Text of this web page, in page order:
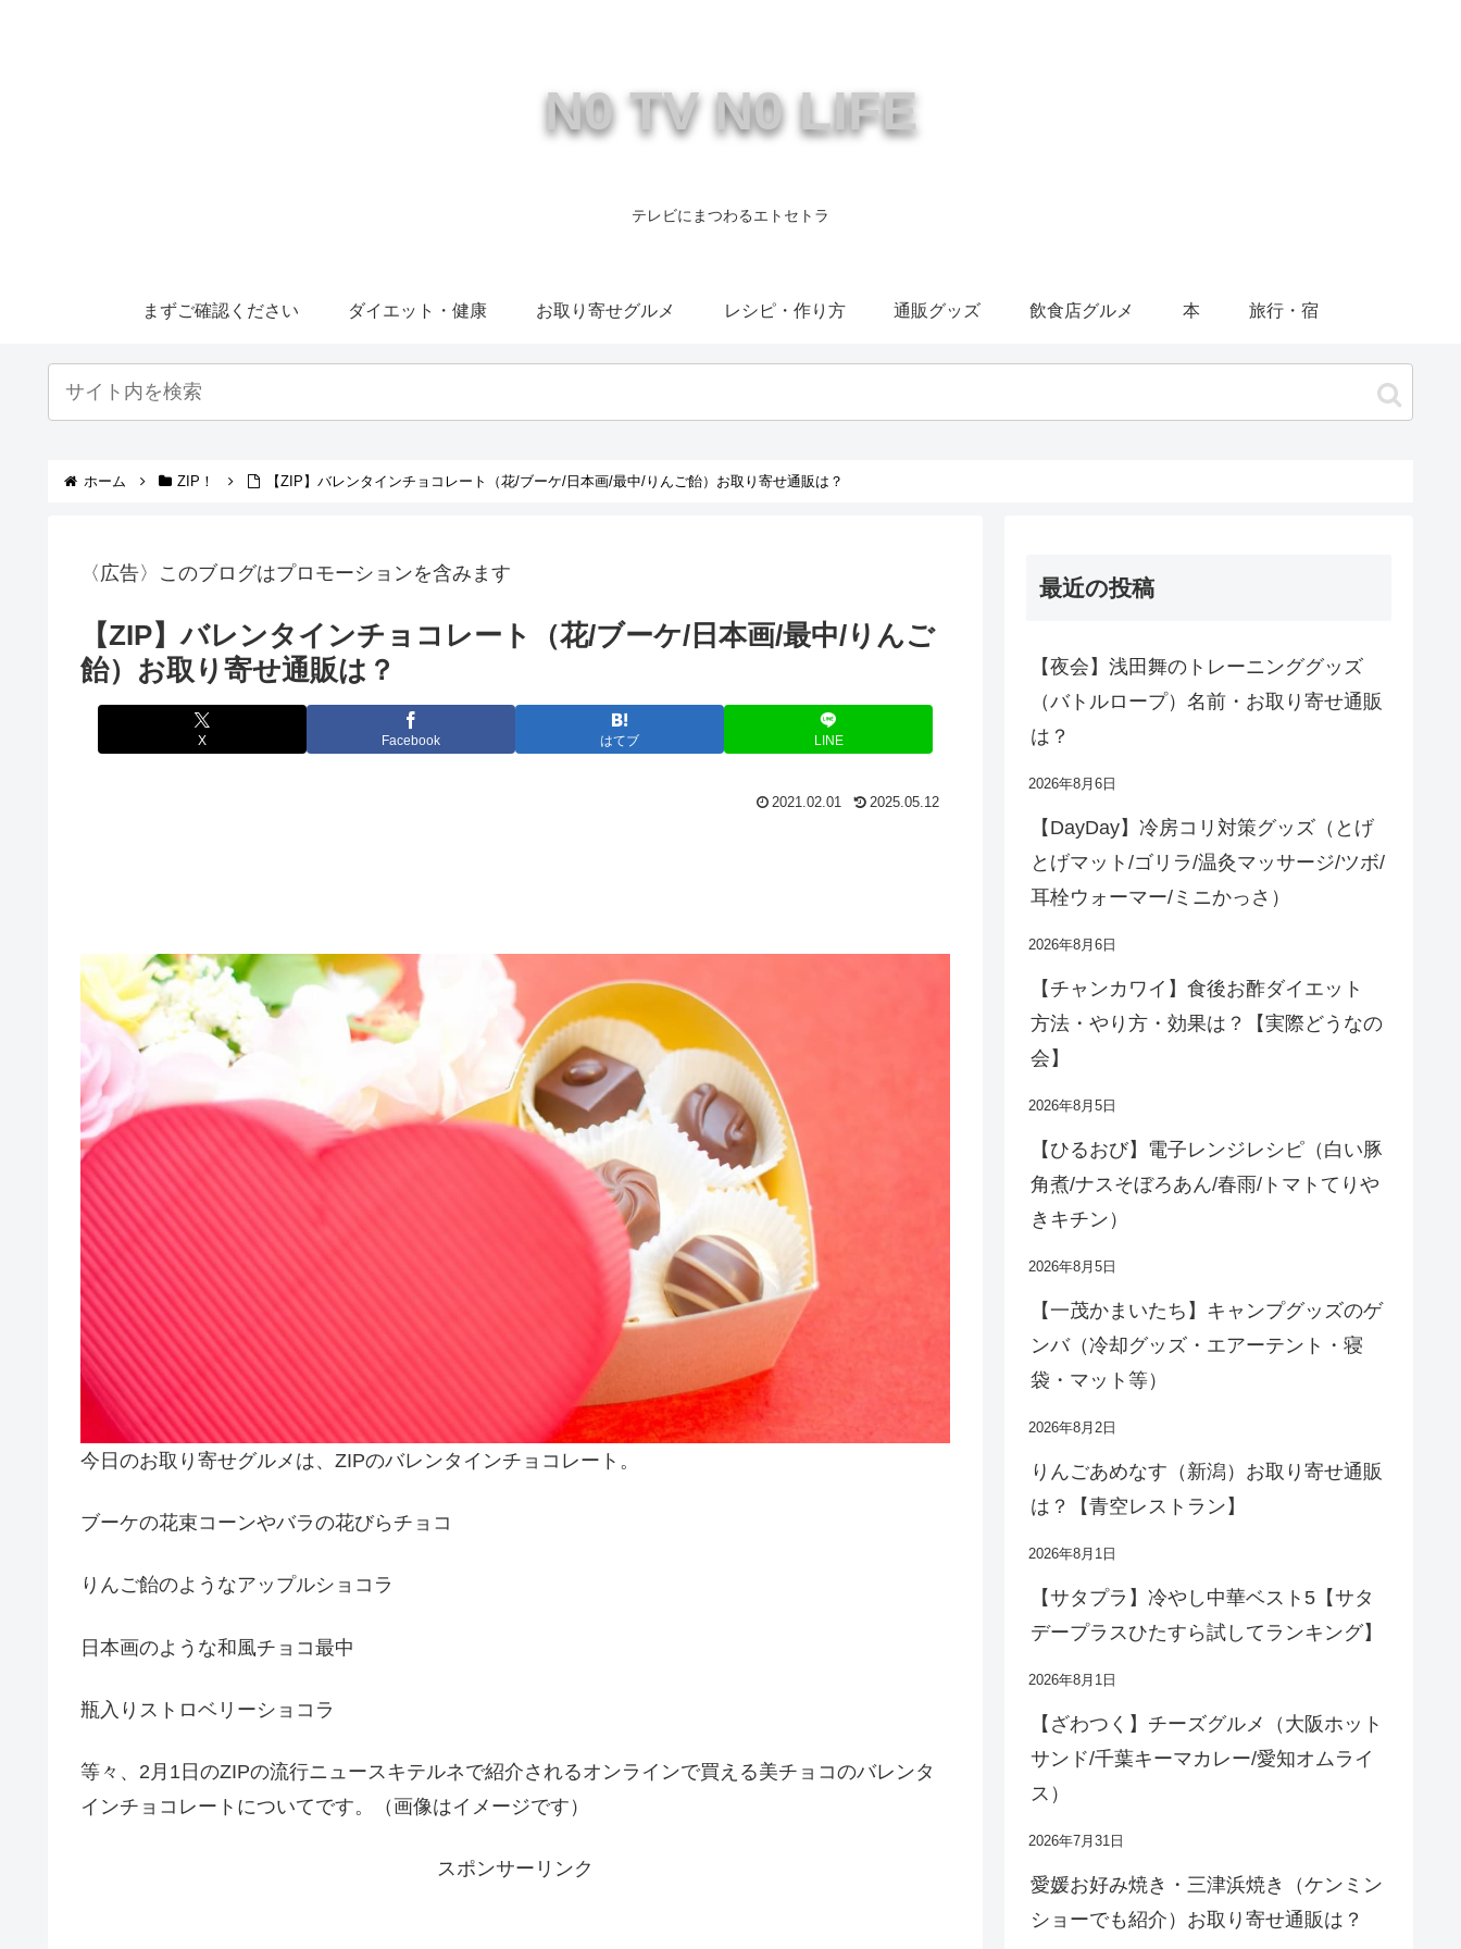
N0 TV N0 LIFE
テレビにまつわるエトセトラ
まずご確認ください ダイエット・健康 お取り寄せグルメ レシピ・作り方 通販グッズ 飲食店グルメ 本 旅行・宿
ホーム ZIP！ 【ZIP】バレンタインチョコレート（花/ブーケ/日本画/最中/りんご飴）お取り寄せ通販は？
〈広告〉このブログはプロモーションを含みます
【ZIP】バレンタインチョコレート（花/ブーケ/日本画/最中/りんご
飴）お取り寄せ通販は？
X Facebook はてブ LINE
2021.02.01 2025.05.12
今日のお取り寄せグルメは、ZIPのバレンタインチョコレート。
ブーケの花束コーンやバラの花びらチョコ
りんご飴のようなアップルショコラ
日本画のような和風チョコ最中
瓶入りストロベリーショコラ
等々、2月1日のZIPの流行ニュースキテルネで紹介されるオンラインで買える美チョコのバレンタ
インチョコレートについてです。（画像はイメージです）
スポンサーリンク
最近の投稿
【夜会】浅田舞のトレーニンググッズ
（バトルロープ）名前・お取り寄せ通販
は？
2026年8月6日
【DayDay】冷房コリ対策グッズ（とげ
とげマット/ゴリラ/温灸マッサージ/ツボ/
耳栓ウォーマー/ミニかっさ）
2026年8月6日
【チャンカワイ】食後お酢ダイエット
方法・やり方・効果は？【実際どうなの
会】
2026年8月5日
【ひるおび】電子レンジレシピ（白い豚
角煮/ナスそぼろあん/春雨/トマトてりや
きキチン）
2026年8月5日
【一茂かまいたち】キャンプグッズのゲ
ンバ（冷却グッズ・エアーテント・寝
袋・マット等）
2026年8月2日
りんごあめなす（新潟）お取り寄せ通販
は？【青空レストラン】
2026年8月1日
【サタプラ】冷やし中華ベスト5【サタ
デープラスひたすら試してランキング】
2026年8月1日
【ざわつく】チーズグルメ（大阪ホット
サンド/千葉キーマカレー/愛知オムライ
ス）
2026年7月31日
愛媛お好み焼き・三津浜焼き（ケンミン
ショーでも紹介）お取り寄せ通販は？